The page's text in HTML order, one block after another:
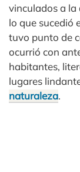
vinculados a la
lo que sucedió
tuvo punto de
ocurrió con
habitantes,
lugares
naturaleza.